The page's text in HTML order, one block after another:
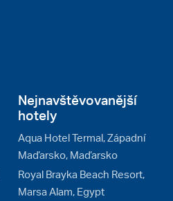
Nejnavštěvovanější
hotely
Aqua Hotel Termal, Západní
Maďarsko, Maďarsko
Royal Brayka Beach Resort,
Marsa Alam, Egypt